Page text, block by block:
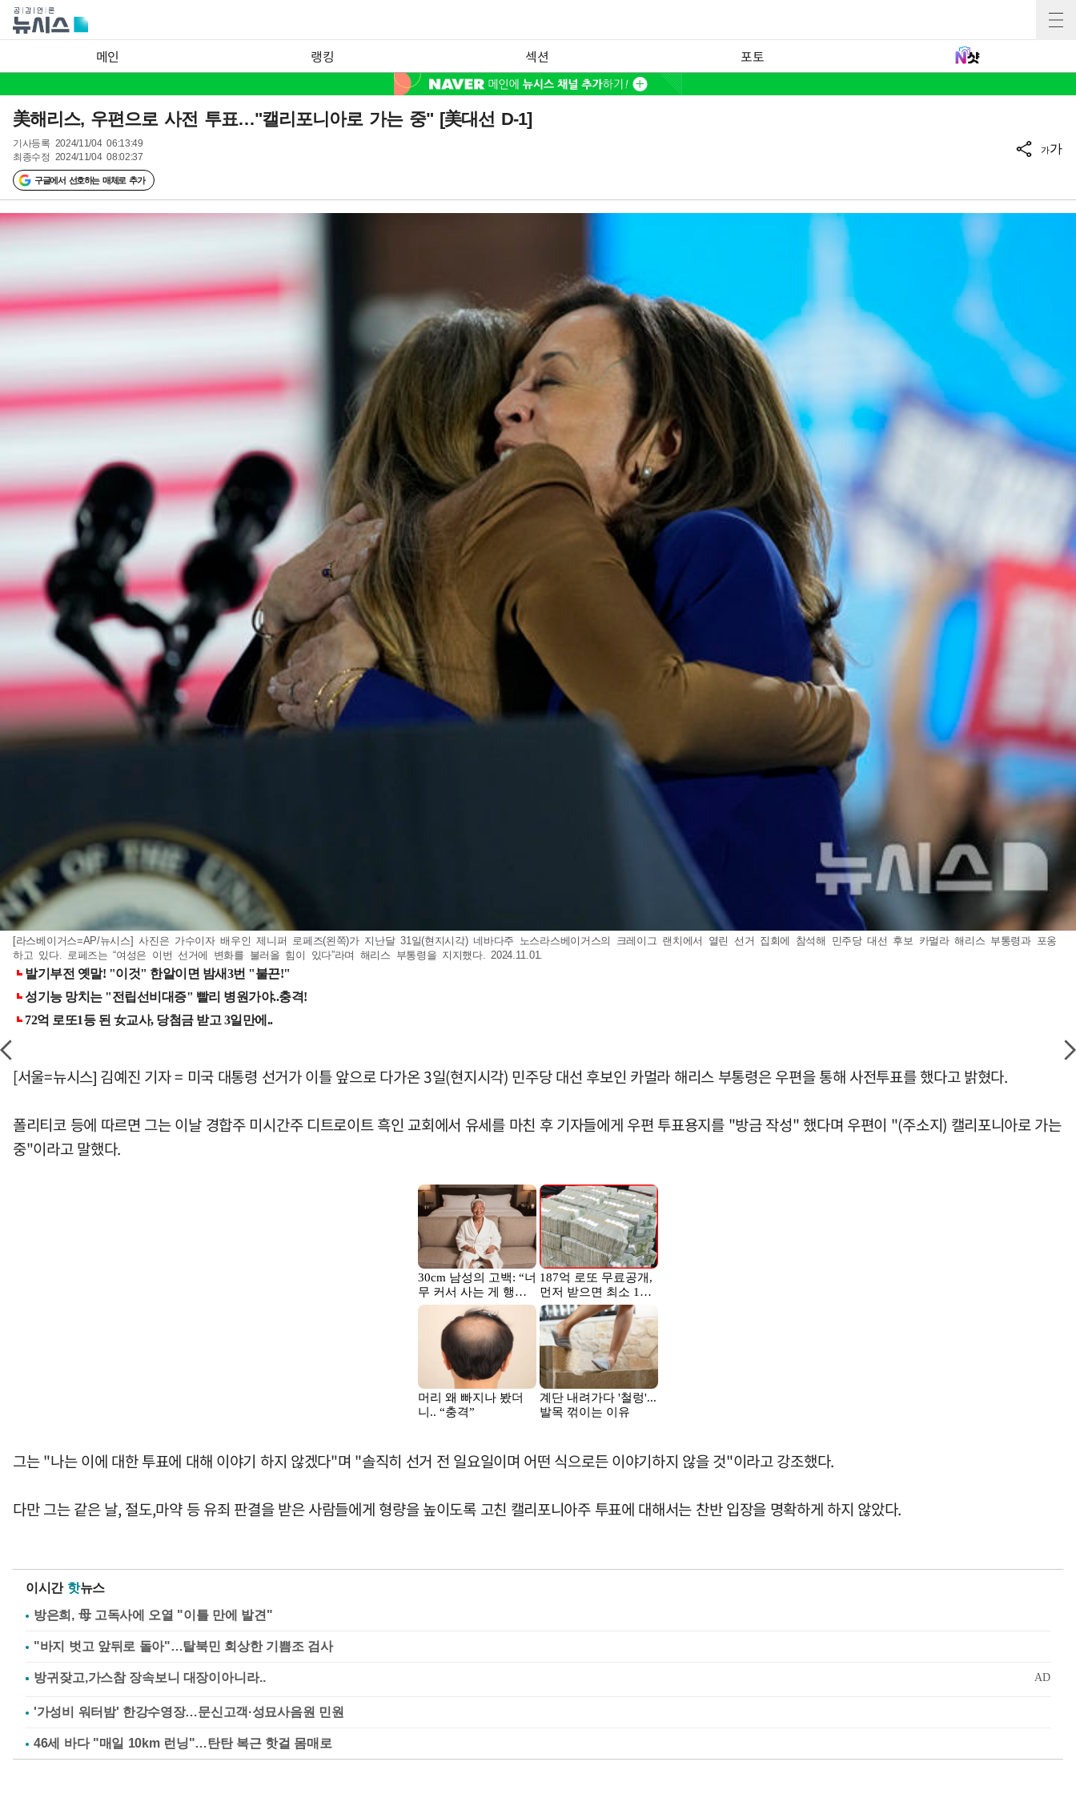
메인 랭킹 섹션 포토
美해리스, 우편으로 사전 투표…"캘리포니아로 가는 중" [美대선 D-1]
기사등록 2024/11/04 06:13:49
최종수정 2024/11/04 08:02:37
구글에서 선호하는 매체로 추가
가가
[라스베이거스=AP/뉴시스] 사진은 가수이자 배우인 제니퍼 로페즈(왼쪽)가 지난달 31일(현지시각) 네바다주 노스라스베이거스의 크레이그 랜치에서 열린 선거 집회에 참석해 민주당 대선 후보 카멀라 해리스 부통령과 포옹
하고 있다. 로페즈는 “여성은 이번 선거에 변화를 불러올 힘이 있다”라며 해리스 부통령을 지지했다. 2024.11.01.
[서울=뉴시스] 김예진 기자 = 미국 대통령 선거가 이틀 앞으로 다가온 3일(현지시각) 민주당 대선 후보인 카멀라 해리스 부통령은 우편을 통해 사전투표를 했다고 밝혔다.
폴리티코 등에 따르면 그는 이날 경합주 미시간주 디트로이트 흑인 교회에서 유세를 마친 후 기자들에게 우편 투표용지를 "방금 작성" 했다며 우편이 "(주소지) 캘리포니아로 가는
중"이라고 말했다.
그는 "나는 이에 대한 투표에 대해 이야기 하지 않겠다"며 "솔직히 선거 전 일요일이며 어떤 식으로든 이야기하지 않을 것"이라고 강조했다.
다만 그는 같은 날, 절도,마약 등 유죄 판결을 받은 사람들에게 형량을 높이도록 고친 캘리포니아주 투표에 대해서는 찬반 입장을 명확하게 하지 않았다.
이시간 핫뉴스
방은희, 母 고독사에 오열 "이틀 만에 발견"
"바지 벗고 앞뒤로 돌아"…탈북민 회상한 기쁨조 검사
'가성비 워터밤' 한강수영장…문신고객·성묘사음원 민원
46세 바다 "매일 10km 런닝"…탄탄 복근 핫걸 몸매로